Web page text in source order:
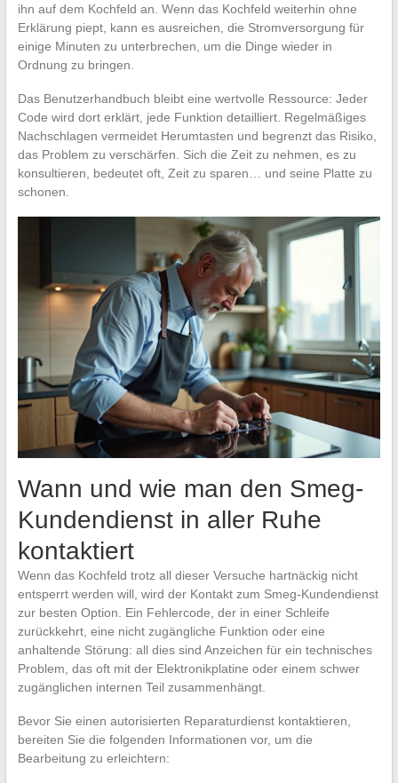
ihn auf dem Kochfeld an. Wenn das Kochfeld weiterhin ohne
Erklärung piept, kann es ausreichen, die Stromversorgung für
einige Minuten zu unterbrechen, um die Dinge wieder in
Ordnung zu bringen.
Das Benutzerhandbuch bleibt eine wertvolle Ressource: Jeder
Code wird dort erklärt, jede Funktion detailliert. Regelmäßiges
Nachschlagen vermeidet Herumtasten und begrenzt das Risiko,
das Problem zu verschärfen. Sich die Zeit zu nehmen, es zu
konsultieren, bedeutet oft, Zeit zu sparen… und seine Platte zu
schonen.
Wann und wie man den Smeg-
Kundendienst in aller Ruhe
kontaktiert
Wenn das Kochfeld trotz all dieser Versuche hartnäckig nicht
entsperrt werden will, wird der Kontakt zum Smeg-Kundendienst
zur besten Option. Ein Fehlercode, der in einer Schleife
zurückkehrt, eine nicht zugängliche Funktion oder eine
anhaltende Störung: all dies sind Anzeichen für ein technisches
Problem, das oft mit der Elektronikplatine oder einem schwer
zugänglichen internen Teil zusammenhängt.
Bevor Sie einen autorisierten Reparaturdienst kontaktieren,
bereiten Sie die folgenden Informationen vor, um die
Bearbeitung zu erleichtern: